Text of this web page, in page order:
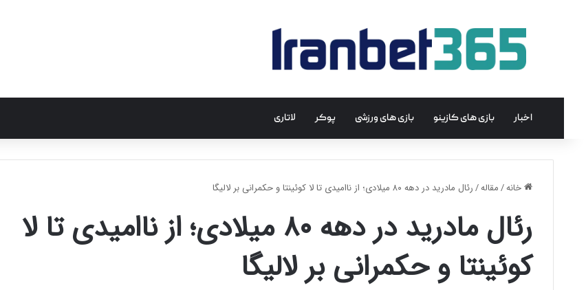
اخبار بازی های کازینو بازی های ورزشی پوکر لاتاری
خانه/مقاله/رئال مادرید در دهه ۸۰ میلادی؛ از ناامیدی تا لا کوئینتا و حکمرانی بر لالیگا
رئال مادرید در دهه ۸۰ میلادی؛ از ناامیدی تا لا
کوئینتا و حکمرانی بر لالیگا